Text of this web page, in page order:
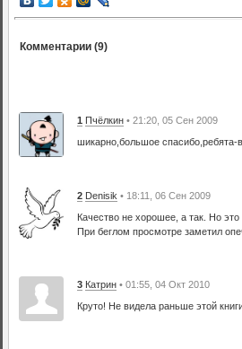
Комментарии (9)
1 Пчёлкин • 21:20, 05 Сен 2009
шикарно,большое спасибо,ребята-
2 Denisik • 18:11, 06 Сен 2009
Качество не хорошее, а так. Но
При беглом просмотре заметил
3 Катрин • 01:55, 04 Окт 2010
Круто! Не видела раньше этой